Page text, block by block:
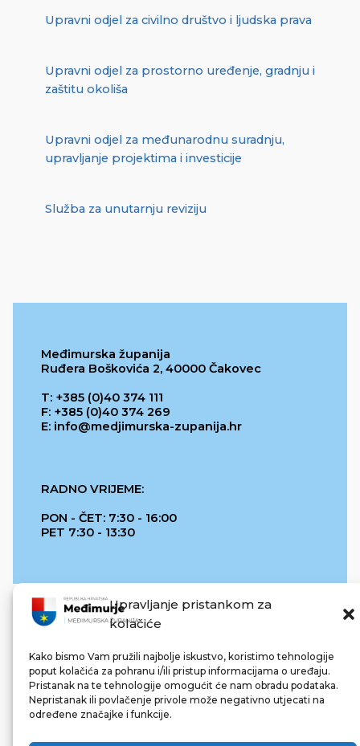
Upravljanje pristankom za
kolačiće
Kako bismo Vam pružili najbolje iskustvo, koristimo tehnologije
poput kolačića za pohranu i/ili pristup informacijama o uređaju.
Pristanak na te tehnologije omogućit će nam obradu podataka.
Nepristanak ili povlačenje privole može negativno utjecati na
određene značajke i funkcije.
Upravni odjel za civilno društvo i ljudska prava
Upravni odjel za prostorno uređenje, gradnju i
zaštitu okoliša
Upravni odjel za međunarodnu suradnju,
upravljanje projektima i investicije
Služba za unutarnju reviziju
Međimurska županija
Ruđera Boškovića 2, 40000 Čakovec
T: +385 (0)40 374 111
F: +385 (0)40 374 269
E: info@medjimurska-zupanija.hr
RADNO VRIJEME:
PON - ČET: 7:30 - 16:00
PET 7:30 - 13:30
REPUBLIKA HRVATSKA